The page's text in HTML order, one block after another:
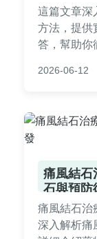
這篇文章深
方法，提供
答，幫助你
有關注牙齒
2026-06-12
痛風結石
石與預防
痛風結石治
深入解析痛